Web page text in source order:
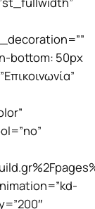
bottom: 50px